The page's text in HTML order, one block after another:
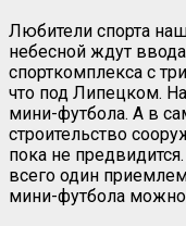
Любители спорта
небесной ждут
спорткомплекса с
что под Липецком.
мини-футбола. А в
строительство
пока не
всего один
мини-футбола можно